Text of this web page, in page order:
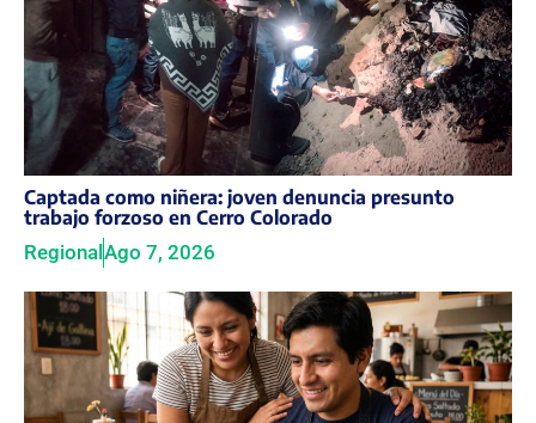
Captada como niñera: joven denuncia presunto
trabajo forzoso en Cerro Colorado
RegionalAgo 7, 2026